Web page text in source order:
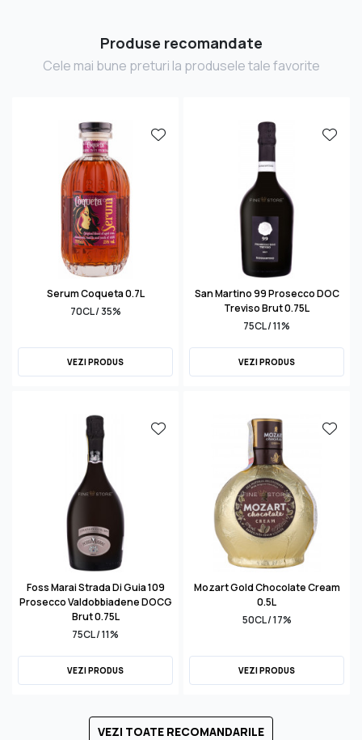
Produse recomandate
Cele mai bune preturi la produsele tale favorite
Serum Coqueta 0.7L
70CL / 35%
VEZI PRODUS
San Martino 99 Prosecco DOC
Treviso Brut 0.75L
75CL / 11%
VEZI PRODUS
Foss Marai Strada Di Guia 109
Prosecco Valdobbiadene DOCG
Brut 0.75L
75CL / 11%
VEZI PRODUS
Mozart Gold Chocolate Cream
0.5L
50CL / 17%
VEZI PRODUS
VEZI TOATE RECOMANDARILE